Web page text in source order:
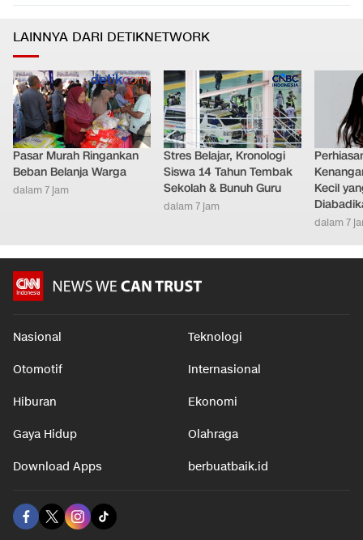
LAINNYA DARI DETIKNETWORK
Pasar Murah Ringankan
Beban Belanja Warga
dalam 7 jam
Stres Belajar, Kronologi
Siswa 14 Tahun Tembak
Sekolah & Bunuh Guru
dalam 7 jam
Kecil
dalam 7
Nasional Teknologi
Otomotif Internasional
Hiburan Ekonomi
Gaya Hidup Olahraga
Download Apps berbuatbaik.id